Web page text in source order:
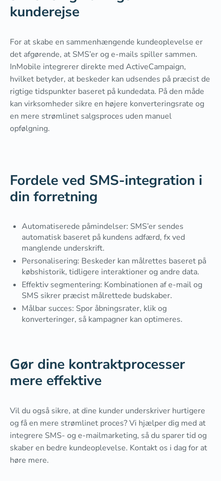
kunderejse
For at skabe en sammenhængende kundeoplevelse er
det afgørende, at SMS’er og e-mails spiller sammen.
InMobile integrerer direkte med ActiveCampaign,
hvilket betyder, at beskeder kan udsendes på præcist de
rigtige tidspunkter baseret på kundedata. På den måde
kan virksomheder sikre en højere konverteringsrate og
en mere strømlinet salgsproces uden manuel
opfølgning.
Fordele ved SMS-integration i
din forretning
Automatiserede påmindelser: SMS’er sendes
automatisk baseret på kundens adfærd, fx ved
manglende underskrift.
Personalisering: Beskeder kan målrettes baseret på
købshistorik, tidligere interaktioner og andre data.
Effektiv segmentering: Kombinationen af e-mail og
SMS sikrer præcist målrettede budskaber.
Målbar succes: Spor åbningsrater, klik og
konverteringer, så kampagner kan optimeres.
Gør dine kontraktprocesser
mere effektive
Vil du også sikre, at dine kunder underskriver hurtigere
og få en mere strømlinet proces? Vi hjælper dig med at
integrere SMS- og e-mailmarketing, så du sparer tid og
skaber en bedre kundeoplevelse. Kontakt os i dag for at
høre mere.